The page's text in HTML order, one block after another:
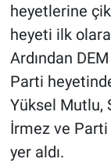
heyetlerine
heyeti ilk
Ardından
Parti
Yüksel Mutlu,
İrmez ve
yer aldı.